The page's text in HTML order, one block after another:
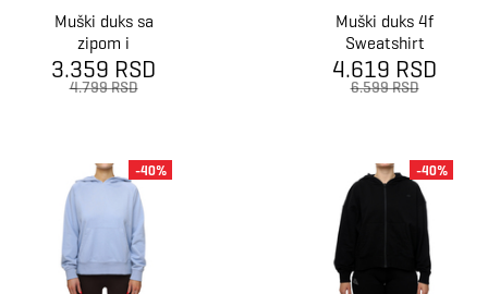
Muški duks sa
zipom i
kapuljačom 4F
Sweatshirt
3.359 RSD
4.799 RSD
Muški duks 4f
Sweatshirt
m2239
4.619 RSD
6.599 RSD
-40% -40%